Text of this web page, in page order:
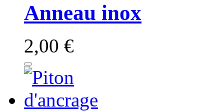
Anneau inox
2,00 €